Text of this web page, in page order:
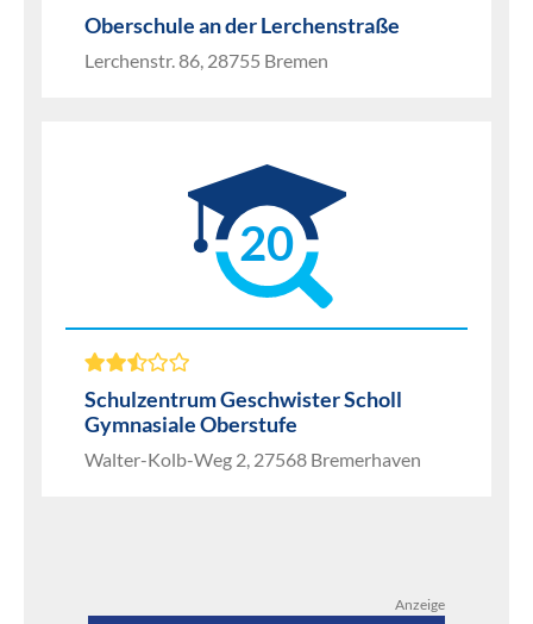
Oberschule an der Lerchenstraße
Lerchenstr. 86, 28755 Bremen
20
Schulzentrum Geschwister Scholl
Gymnasiale Oberstufe
Walter-Kolb-Weg 2, 27568 Bremerhaven
Anzeige